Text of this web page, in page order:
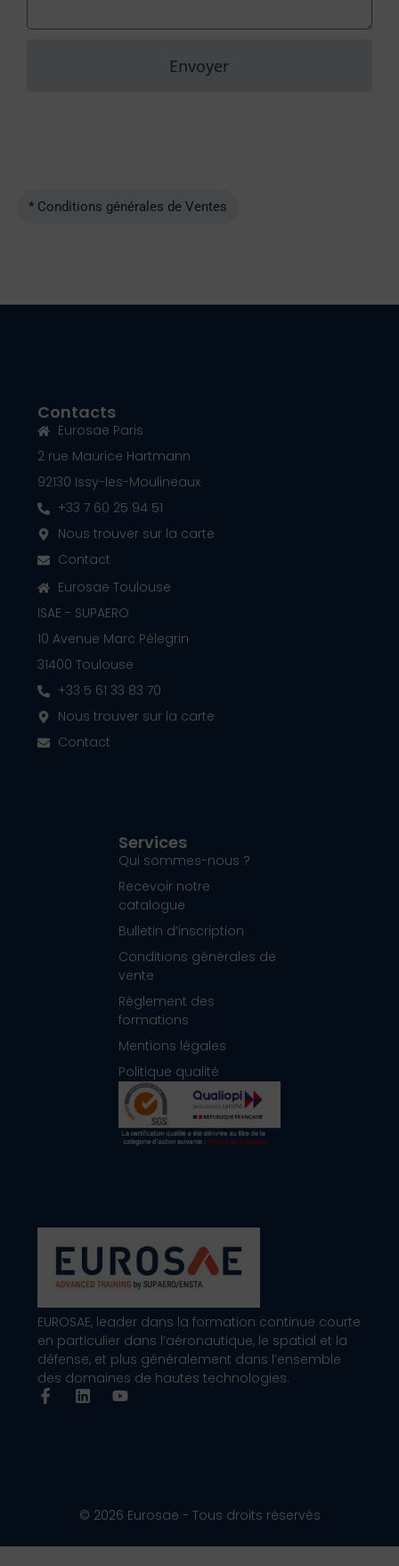
Envoyer
* Conditions générales de Ventes
EUROSAE, leader dans la formation continue courte
en particulier dans l’aéronautique, le spatial et la
défense, et plus généralement dans l’ensemble
des domaines de hautes technologies.
Services
Qui sommes-nous ?
Recevoir notre
catalogue
Bulletin d’inscription
Conditions générales de
vente
Règlement des
formations
Mentions légales
Politique qualité
Contacts
Eurosae Paris
2 rue Maurice Hartmann
92130 Issy-les-Moulineaux
+33 7 60 25 94 51
Nous trouver sur la carte
Contact
Eurosae Toulouse
ISAE - SUPAERO
10 Avenue Marc Pélegrin
31400 Toulouse
+33 5 61 33 83 70
Nous trouver sur la carte
Contact
© 2026 Eurosae - Tous droits réservés